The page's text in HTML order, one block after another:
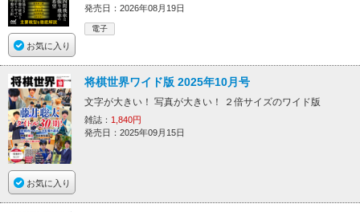
お気に入り
発売日：2026年08月19日
電子
お気に入り
将棋世界ワイド版 2025年10月号
文字が大きい！ 写真が大きい！ ２倍サイズのワイド版
雑誌： 1,840円
発売日：2025年09月15日